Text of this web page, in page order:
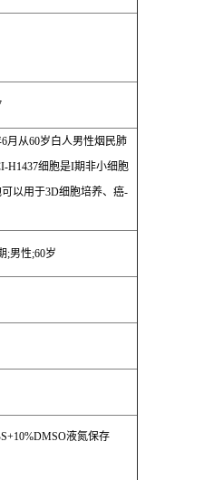
月从60岁白人男性烟民肺
H1437细胞是I期非小细胞
以用于3D细胞培养、癌-
;男性;60岁
液氮保存